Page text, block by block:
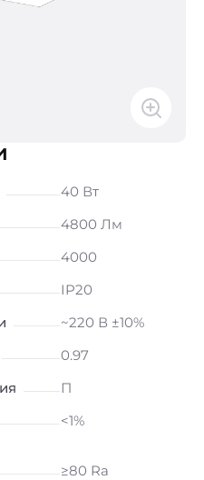
40 Вт
4800 Лм
4000
IP20
~220 В ±10%
0.97
П
<1%
≥80 Ra